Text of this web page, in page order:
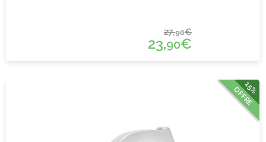
27,90€
23,90€
15%
OFFRE